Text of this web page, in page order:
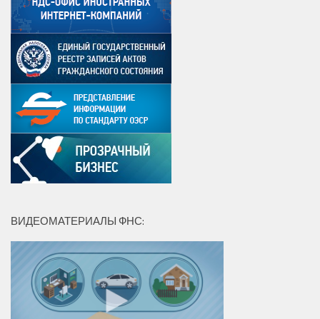
ВИДЕОМАТЕРИАЛЫ ФНС: